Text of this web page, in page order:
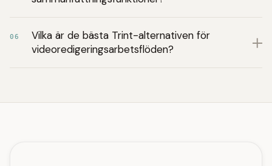
06
Vilka är de bästa Trint-alternativen för
videoredigeringsarbetsflöden?